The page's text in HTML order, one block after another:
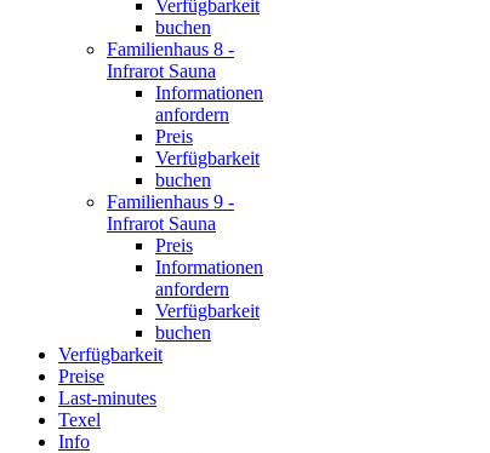
Verfügbarkeit
buchen
Familienhaus 8 -
Infrarot Sauna
Informationen
anfordern
Preis
Verfügbarkeit
buchen
Familienhaus 9 -
Infrarot Sauna
Preis
Informationen
anfordern
Verfügbarkeit
buchen
Verfügbarkeit
Preise
Last-minutes
Texel
Info